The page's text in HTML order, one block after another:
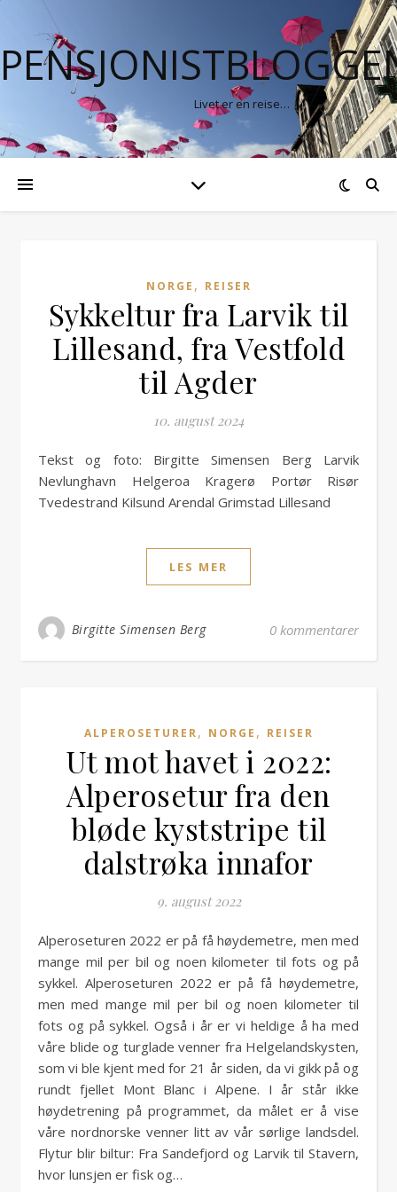
Livet er en reise…
NORGE , REISER
Sykkeltur fra Larvik til
Lillesand, fra Vestfold
til Agder
10. august 2024
Tekst og foto: Birgitte Simensen Berg Larvik
Nevlunghavn Helgeroa Kragerø Portør Risør
Tvedestrand Kilsund Arendal Grimstad Lillesand
LES MER
Birgitte Simensen Berg 0 kommentarer
ALPEROSETURER, NORGE , REISER
Ut mot havet i 2022:
Alperosetur fra den
bløde kyststripe til
dalstrøka innafor
9. august 2022
Alperoseturen 2022 er på få høydemetre, men med
mange mil per bil og noen kilometer til fots og på
sykkel. Alperoseturen 2022 er på få høydemetre,
men med mange mil per bil og noen kilometer til
fots og på sykkel. Også i år er vi heldige å ha med
våre blide og turglade venner fra Helgelandskysten,
som vi ble kjent med for 21 år siden, da vi gikk på og
rundt fjellet Mont Blanc i Alpene. I år står ikke
høydetrening på programmet, da målet er å vise
våre nordnorske venner litt av vår sørlige landsdel.
Flytur blir biltur: Fra Sandefjord og Larvik til Stavern,
hvor lunsjen er fisk og…